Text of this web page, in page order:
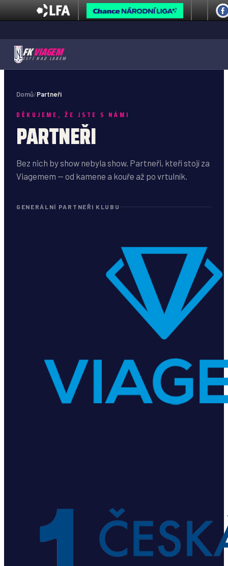
FKVIAGEM
ÚSTÍ NAD LABEM
Domů/Partneři
DĚKUJEME, ŽE JSTE S NÁMI
PARTNEŘI
Bez nich by show nebyla show. Partneři, kteří stojí za
Viagemem — od kamene a kouře až po vrtulník.
GENERÁLNÍ PARTNEŘI KLUBU